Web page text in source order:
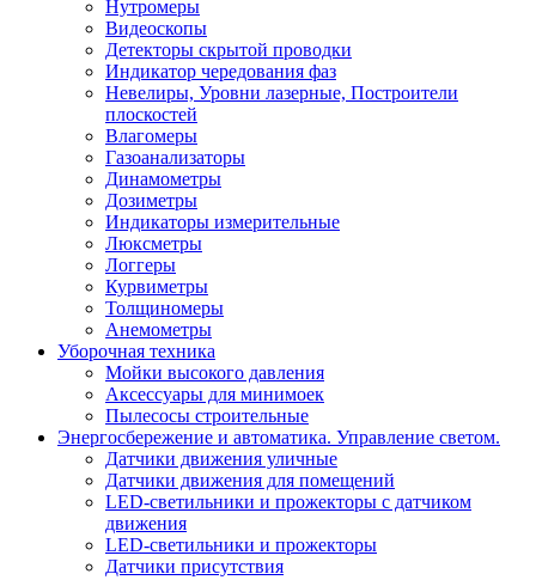
Нутромеры
Видеоскопы
Детекторы скрытой проводки
Индикатор чередования фаз
Невелиры, Уровни лазерные, Построители
плоскостей
Влагомеры
Газоанализаторы
Динамометры
Дозиметры
Индикаторы измерительные
Люксметры
Логгеры
Курвиметры
Толщиномеры
Анемометры
Уборочная техника
Мойки высокого давления
Аксессуары для минимоек
Пылесосы строительные
Энергосбережение и автоматика. Управление светом.
Датчики движения уличные
Датчики движения для помещений
LED-светильники и прожекторы с датчиком
движения
LED-светильники и прожекторы
Датчики присутствия